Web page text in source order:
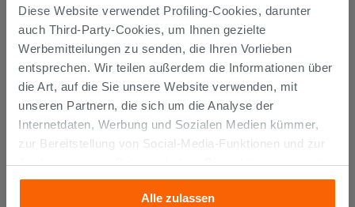
Diese Website verwendet Profiling-Cookies, darunter
auch Third-Party-Cookies, um Ihnen gezielte
Werbemitteilungen zu senden, die Ihren Vorlieben
entsprechen. Wir teilen außerdem die Informationen über
die Art, auf die Sie unsere Website verwenden, mit
unseren Partnern, die sich um die Analyse der
Internetdaten, Werbung und Sozialen Medien kümmer,
zur Bereitstellung von Social-Media-Funktionen und zur
Analyse unseres Datenverkehrs. Diese könnten sie mit
anderen Informationen, die Sie ihnen geliefert haben oder
die sie aufgrund Ihrer Verwendung ihrer Dienste
Alle zulassen
und einladend.
❯❯
Entdecken Sie die
vollständige Palette von
Fußböden und Verkleidungen
❮❮
Gewerbliche und öffentlich
zugängliche Räume im
industriellen Stil